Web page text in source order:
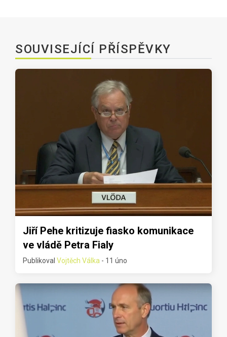
SOUVISEJÍCÍ PŘÍSPĚVKY
Jiří Pehe kritizuje fiasko komunikace
ve vládě Petra Fialy
Publikoval Vojtěch Válka - 11 úno